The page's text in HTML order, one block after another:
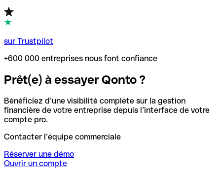
sur Trustpilot
+600 000 entreprises nous font confiance
Prêt(e) à essayer Qonto ?
Bénéficiez d’une visibilité complète sur la gestion
financière de votre entreprise depuis l’interface de votre
compte pro.
Contacter l’équipe commerciale
Réserver une démo
Ouvrir un compte